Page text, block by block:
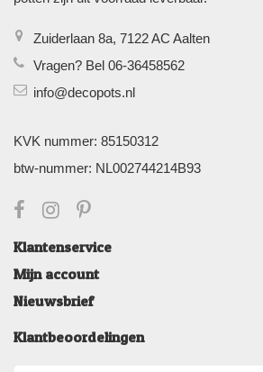
Zuiderlaan 8a, 7122 AC Aalten
Vragen? Bel 06-36458562
info@decopots.nl
KVK nummer: 85150312
btw-nummer: NL002744214B93
Klantenservice
Mijn account
Nieuwsbrief
Klantbeoordelingen